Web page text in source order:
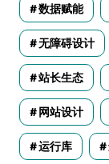
数据赋能
无障碍设计
站长生态
网站设计
运行库